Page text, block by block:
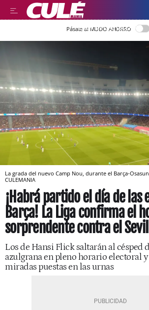
LEER EN CASTELLANO
Pásate al MODO AHORRO
La grada del nuevo Camp Nou, durante el Barça-
CULEMANIA
¡Habrá partido el día de las
Barça! La Liga confirma el
sorprendente contra el
Los de Hansi Flick saltarán al césped
azulgrana en pleno horario electoral y
miradas puestas en las urnas